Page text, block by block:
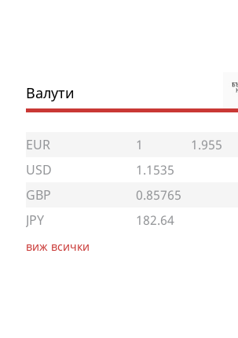
Валути
EUR 1
1.955
USD
1.1535
GBP
0.85765
JPY
182.64
виж всички